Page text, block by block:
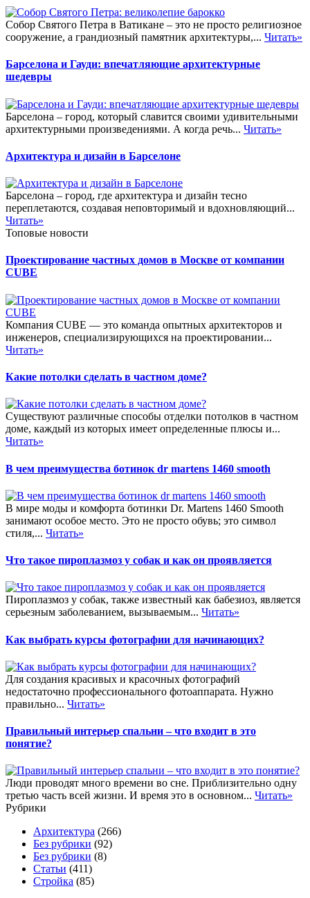
Собор Святого Петра в Ватикане – это не просто религиозное
сооружение, а грандиозный памятник архитектуры,... Читать»
Барселона и Гауди: впечатляющие архитектурные
шедевры
Барселона – город, который славится своими удивительными
архитектурными произведениями. А когда речь... Читать»
Архитектура и дизайн в Барселоне
Барселона – город, где архитектура и дизайн тесно
переплетаются, создавая неповторимый и вдохновляющий...
Читать»
Топовые новости
Проектирование частных домов в Москве от компании
CUBE
Компания CUBE — это команда опытных архитекторов и
инженеров, специализирующихся на проектировании...
Читать»
Какие потолки сделать в частном доме?
Существуют различные способы отделки потолков в частном
доме, каждый из которых имеет определенные плюсы и...
Читать»
В чем преимущества ботинок dr martens 1460 smooth
В мире моды и комфорта ботинки Dr. Martens 1460 Smooth
занимают особое место. Это не просто обувь; это символ
стиля,... Читать»
Что такое пироплазмоз у собак и как он проявляется
Пироплазмоз у собак, также известный как бабезиоз, является
серьезным заболеванием, вызываемым... Читать»
Как выбрать курсы фотографии для начинающих?
Для создания красивых и красочных фотографий
недостаточно профессионального фотоаппарата. Нужно
правильно... Читать»
Правильный интерьер спальни – что входит в это
понятие?
Люди проводят много времени во сне. Приблизительно одну
третью часть всей жизни. И время это в основном... Читать»
Рубрики
Архитектура (266)
Без рубрики (92)
Без рубрики (8)
Статьи (411)
Стройка (85)